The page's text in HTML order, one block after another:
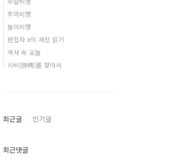
추억비행
놀이비행
편집자 X의 세상 읽기
역사 속 오늘
시비(詩碑)를 찾아서
최근글 인기글
최근댓글